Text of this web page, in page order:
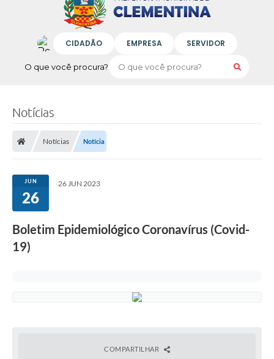
O que você procura?
CIDADÃO EMPRESA SERVIDOR
Notícias
Notícias Notícia
JUN
26
26 JUN 2023
Boletim Epidemiológico Coronavírus (Covid-
19)
COMPARTILHAR